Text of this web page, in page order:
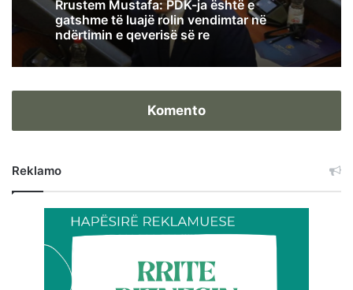
Rrustem Mustafa: PDK-ja është e
gatshme të luajë rolin vendimtar në
ndërtimin e qeverisë së re
Komento
Reklamo